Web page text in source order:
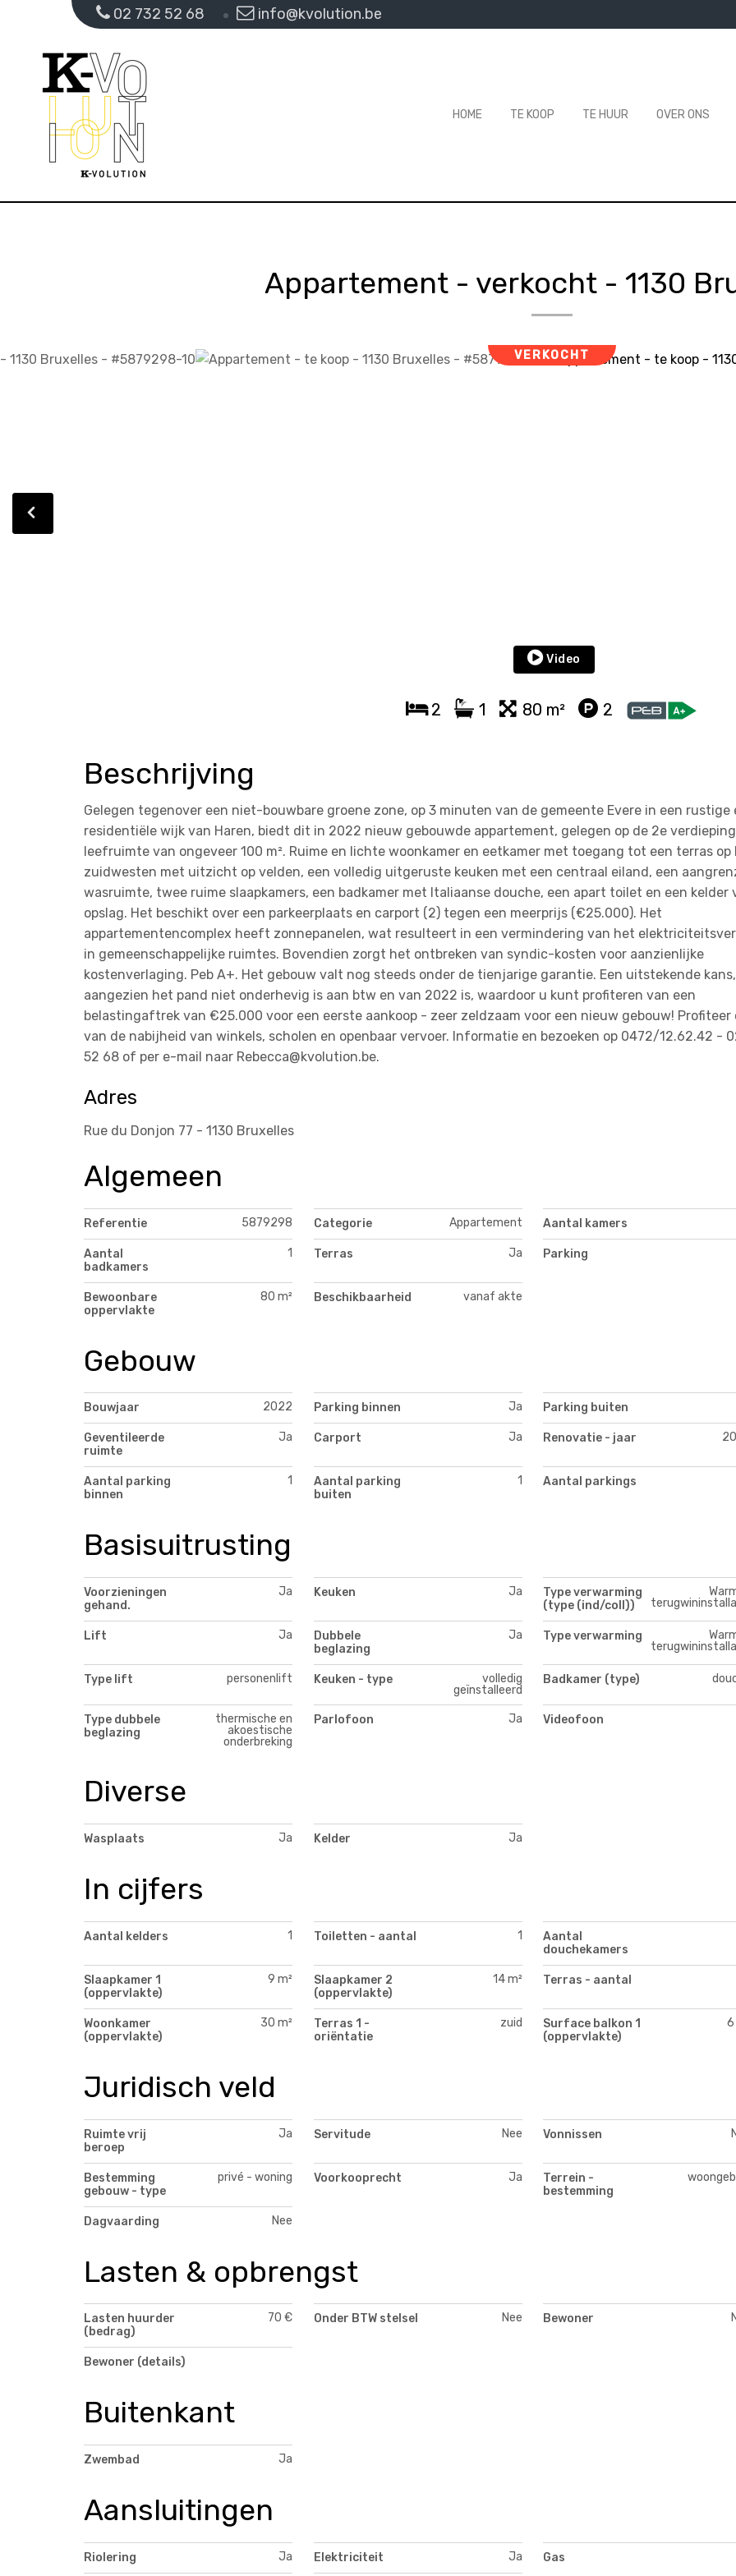
02 732 52 68 info@kvolution.be
HOME TE KOOP TE HUUR OVER ONS
Appartement - verkocht - 1130
VERKOCHT
Video
2 1 80 m² 2
Beschrijving
Gelegen tegenover een niet-bouwbare groene zone, op 3 minuten van de gemeente Evere in een rustige
residentiële wijk van Haren, biedt dit in 2022 nieuw gebouwde appartement, gelegen op de 2e
leefruimte van ongeveer 100 m². Ruime en lichte woonkamer en eetkamer met toegang tot een terras op
zuidwesten met uitzicht op velden, een volledig uitgeruste keuken met een centraal eiland, een
wasruimte, twee ruime slaapkamers, een badkamer met Italiaanse douche, een apart toilet en een kelder
opslag. Het beschikt over een parkeerplaats en carport (2) tegen een meerprijs (€25.000). Het
appartementencomplex heeft zonnepanelen, wat resulteert in een vermindering van het
in gemeenschappelijke ruimtes. Bovendien zorgt het ontbreken van syndic-kosten voor aanzienlijke
kostenverlaging. Peb A+. Het gebouw valt nog steeds onder de tienjarige garantie. Een uitstekende kans,
aangezien het pand niet onderhevig is aan btw en van 2022 is, waardoor u kunt profiteren van een
belastingaftrek van €25.000 voor een eerste aankoop - zeer zeldzaam voor een nieuw gebouw! Profiteer
van de nabijheid van winkels, scholen en openbaar vervoer. Informatie en bezoeken op 0472/12.62.42 -
52 68 of per e-mail naar Rebecca@kvolution.be.
Adres
Rue du Donjon 77 - 1130 Bruxelles
Algemeen
Referentie 5879298 Categorie Appartement Aantal kamers
Aantal
badkamers
1 Terras Ja Parking
Bewoonbare
oppervlakte
80 m² Beschikbaarheid vanaf akte
Gebouw
Bouwjaar 2022 Parking binnen Ja Parking buiten
Geventileerde
ruimte
Ja Carport Ja Renovatie - jaar
Aantal parking
binnen
1
Aantal parking
buiten
1 Aantal parkings
Basisuitrusting
Voorzieningen
gehand.
Ja Keuken Ja
Type verwarming
(type (ind/coll))
Lift Ja
Dubbele
beglazing
Ja Type verwarming
Type lift personenlift Keuken - type
volledig
geïnstalleerd
Badkamer (type)
Type dubbele
beglazing
thermische en
akoestische
onderbreking
Parlofoon Ja Videofoon
Diverse
Wasplaats Ja Kelder Ja
In cijfers
Aantal kelders 1 Toiletten - aantal 1
Aantal
douchekamers
Slaapkamer 1
(oppervlakte)
9 m²
Slaapkamer 2
(oppervlakte)
14 m² Terras - aantal
Woonkamer
(oppervlakte)
30 m²
Terras 1 -
oriëntatie
zuid
Surface balkon 1
(oppervlakte)
6
Juridisch veld
Ruimte vrij
beroep
Ja Servitude Nee Vonnissen
Bestemming
gebouw - type
privé - woning Voorkooprecht Ja
Terrein -
bestemming
Dagvaarding Nee
Lasten & opbrengst
Lasten huurder
(bedrag)
70 € Onder BTW stelsel Nee Bewoner
Bewoner (details)
Buitenkant
Zwembad Ja
Aansluitingen
Riolering Ja Elektriciteit Ja Gas